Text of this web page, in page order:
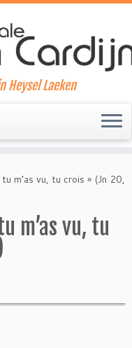
Heysel Laeken
m’as vu, tu crois » (Jn 20,
m’as vu, tu